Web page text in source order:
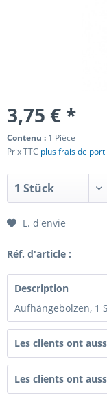
3,75 € *
Contenu : 1 Pièce
Prix TTC plus frais de port
L. d'envie
Réf. d'article :
Description
Aufhängebolzen, 1
Les clients ont
Les clients ont